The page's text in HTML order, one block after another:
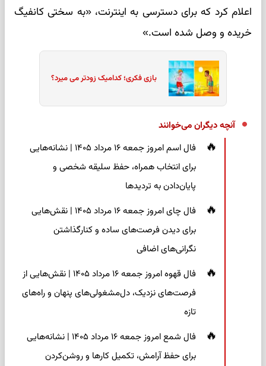
اعلام کرد که برای دسترسی به اینترنت، «به سختی کانفیگ
خریده و وصل شده است.»
بازی فکری؛ کدامیک زودتر می میرد؟
آنچه دیگران می‌خوانند
فال اسم امروز جمعه ۱۶ مرداد ۱۴۰۵ | نشانه‌هایی
برای انتخاب همراه، حفظ سلیقه شخصی و
پایان‌دادن به تردیدها
فال چای امروز جمعه ۱۶ مرداد ۱۴۰۵ | نقش‌هایی
برای دیدن فرصت‌های ساده و کنارگذاشتن
نگرانی‌های اضافی
فال قهوه امروز جمعه ۱۶ مرداد ۱۴۰۵ | نقش‌هایی از
فرصت‌های نزدیک، دل‌مشغولی‌های پنهان و راه‌های
تازه
فال شمع امروز جمعه ۱۶ مرداد ۱۴۰۵ | نشانه‌هایی
برای حفظ آرامش، تکمیل کارها و روشن‌کردن